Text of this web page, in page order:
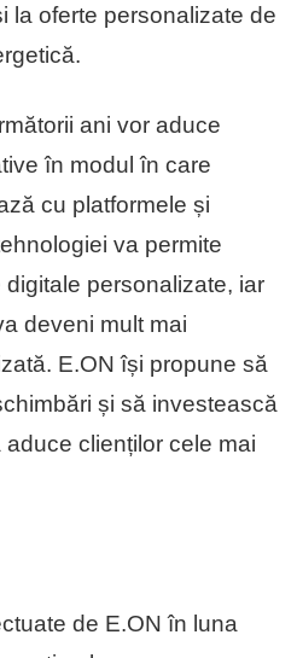
la oferte personalizate de
ani vor aduce
în modul în care
cu platformele și
va permite
personalizate, iar
deveni mult mai
E.ON își propune să
și să investească
clienților cele mai
de E.ON în luna